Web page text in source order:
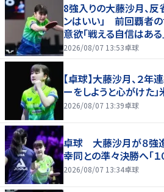
8強入りの大藤沙月、反
ンはいい」 前回覇者
意欲「戦える自信はある
浜2026】
2026/08/07 13:53卓球
【卓球】大藤沙月、２年
ーをしようと心がけた
2026/08/07 13:39卓球
卓球 大藤沙月が８強
幸同との準々決勝へ「１
2026/08/07 13:34卓球